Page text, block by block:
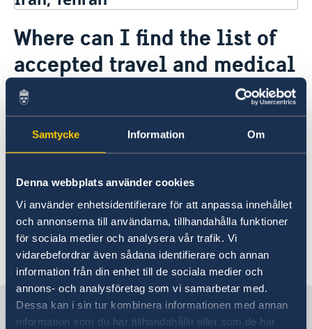
Samtycke Information Om
Denna webbplats använder cookies
Vi använder enhetsidentifierare för att anpassa innehållet
och annonserna till användarna, tillhandahålla funktioner
för sociala medier och analysera vår trafik. Vi
vidarebefordrar även sådana identifierare och annan
information från din enhet till de sociala medier och
annons- och analysföretag som vi samarbetar med.
Dessa kan i sin tur kombinera informationen med annan
information som du har tillhandahållit eller som de har
About us
Where can I find the list of
accepted travel and medical
insurance companies?
To see the list of accepted travel and medical
insurace companies, please see the page
برای مشاهده لیست شرکت های بیمه مسافرتی مورد
تایید سفارت لطفااینجارا کلیک کنید.
Last updated 06 Apr 2023, 8.36 AM
Sweden in Iran